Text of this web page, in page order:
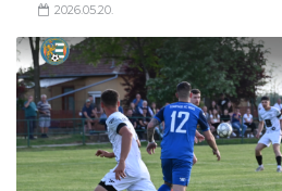
2026.05.20.